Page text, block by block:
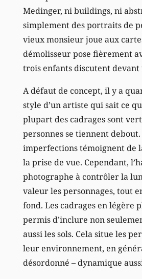
Medinger, ni buildings, ni
simplement des portraits de
vieux monsieur joue aux
démolisseur pose fièrement
trois enfants discutent devant
A défaut de concept, il y a
style d’un artiste qui sait ce
plupart des cadrages sont
personnes se tiennent
imperfections témoignent de
la prise de vue. Cependant,
photographe à contrôler la
valeur les personnages, tout
fond. Les cadrages en légère
permis d’inclure non
aussi les sols. Cela situe les
leur environnement, en
désordonné – dynamique